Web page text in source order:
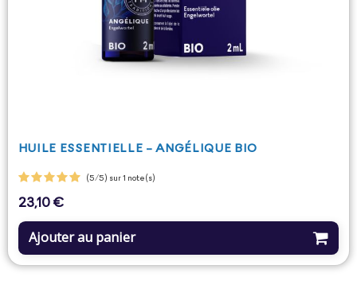
HUILE ESSENTIELLE - ANGÉLIQUE BIO
(5/5) sur 1 note(s)
Prix
23,10 €
Ajouter au panier